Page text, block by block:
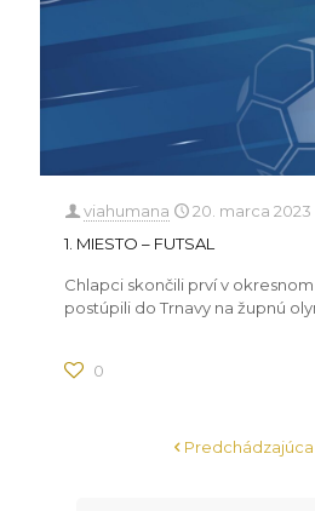
viahumana
20. marca 2023
1. MIESTO – FUTSAL
Chlapci skončili prví v
postúpili do Trnavy na župnú
0